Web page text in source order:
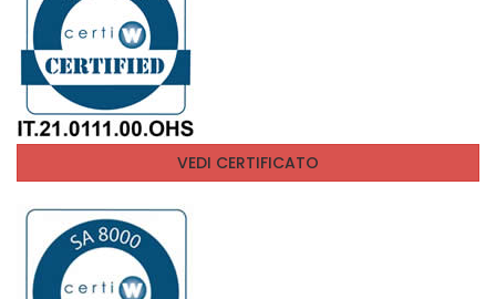
VEDI CERTIFICATO